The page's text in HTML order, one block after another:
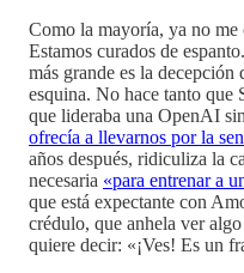
Como la mayoría, ya no me
Estamos curados de
más grande es la decepción
esquina. No hace tanto que
que lideraba una OpenAI
ofrecía a llevarnos por la
años después, ridiculiza la
necesaria «para entrenar a
que está expectante con
crédulo, que anhela ver
quiere decir: «¡Ves! Es un